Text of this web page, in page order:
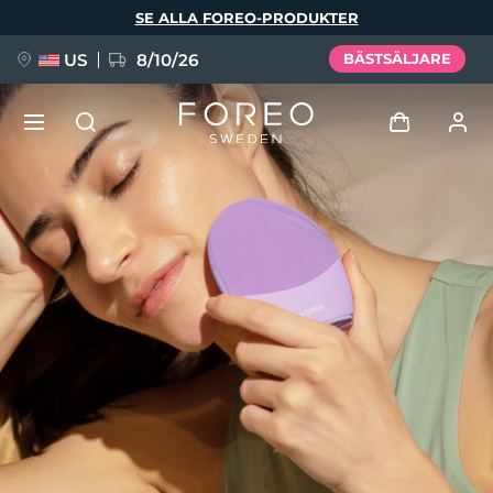
SE ALLA FOREO-PRODUKTER
US 8/10/26 BÄSTSÄLJARE
Användarprofil
Mina enheter
Mina beställningar
Mina adresser
Mina prenumerationer
NYHET
FAQ™ Pure Beauty-Tech Elixir
BREAKING NEWS
issa™ Teeth Whitening Set
Språk
English Deutsch
Español
Français
Italiano
Português
Svenska
Русский
Türkçe
简体中文 繁體中文